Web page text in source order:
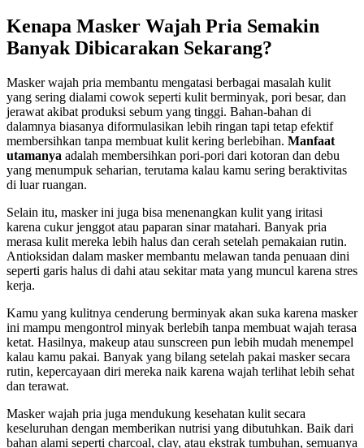
Kenapa Masker Wajah Pria Semakin
Banyak Dibicarakan Sekarang?
Masker wajah pria membantu mengatasi berbagai masalah kulit
yang sering dialami cowok seperti kulit berminyak, pori besar, dan
jerawat akibat produksi sebum yang tinggi. Bahan-bahan di
dalamnya biasanya diformulasikan lebih ringan tapi tetap efektif
membersihkan tanpa membuat kulit kering berlebihan. Manfaat
utamanya adalah membersihkan pori-pori dari kotoran dan debu
yang menumpuk seharian, terutama kalau kamu sering beraktivitas
di luar ruangan.
Selain itu, masker ini juga bisa menenangkan kulit yang iritasi
karena cukur jenggot atau paparan sinar matahari. Banyak pria
merasa kulit mereka lebih halus dan cerah setelah pemakaian rutin.
Antioksidan dalam masker membantu melawan tanda penuaan dini
seperti garis halus di dahi atau sekitar mata yang muncul karena stres
kerja.
Kamu yang kulitnya cenderung berminyak akan suka karena masker
ini mampu mengontrol minyak berlebih tanpa membuat wajah terasa
ketat. Hasilnya, makeup atau sunscreen pun lebih mudah menempel
kalau kamu pakai. Banyak yang bilang setelah pakai masker secara
rutin, kepercayaan diri mereka naik karena wajah terlihat lebih sehat
dan terawat.
Masker wajah pria juga mendukung kesehatan kulit secara
keseluruhan dengan memberikan nutrisi yang dibutuhkan. Baik dari
bahan alami seperti charcoal, clay, atau ekstrak tumbuhan, semuanya